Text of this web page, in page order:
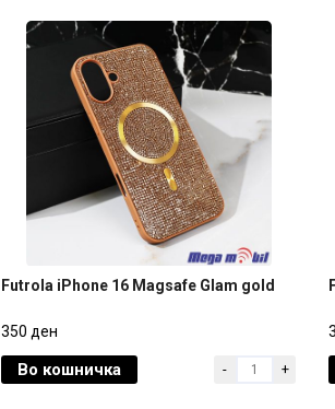
Futrola iPhone 16 Magsafe Glam gold
350 ден
Futrola iPhone 16 Magsafe Glam gold
350 ден
Во кошничка - +